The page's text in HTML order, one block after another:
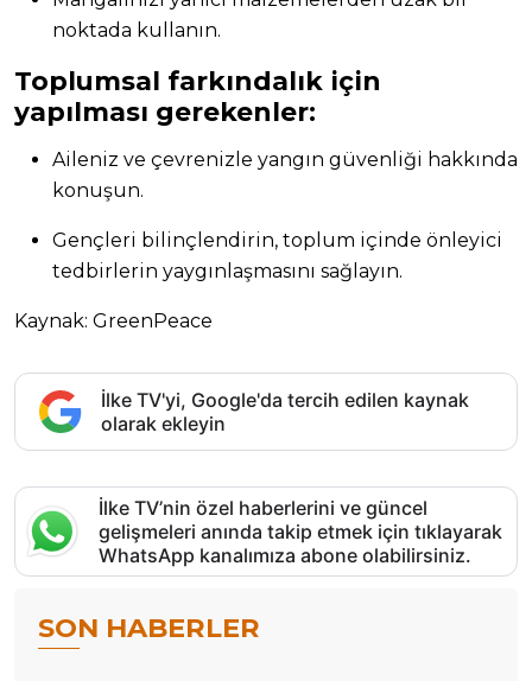
noktada kullanın.
Toplumsal farkındalık için
yapılması gerekenler:
Aileniz ve çevrenizle yangın güvenliği hakkında
konuşun.
Gençleri bilinçlendirin, toplum içinde önleyici
tedbirlerin yaygınlaşmasını sağlayın.
Kaynak: GreenPeace
İlke TV'yi, Google'da tercih edilen kaynak
olarak ekleyin
İlke TV’nin özel haberlerini ve güncel
gelişmeleri anında takip etmek için tıklayarak
WhatsApp kanalımıza abone olabilirsiniz.
SON HABERLER